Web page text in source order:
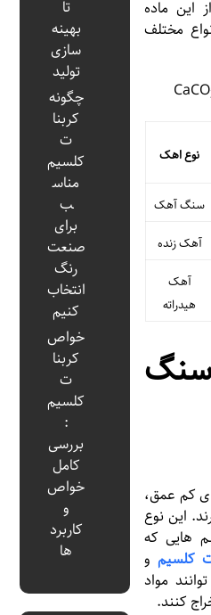
این ماده
مختلف
نوع اهک
سنگ آهک
آهک زنده
آهک
هیدراته
سنگ
کم عمق،
این نوع
هایی که
کلسیم و
مواد
کنند.
تا
بهینه‌
سازی
تولید
چگونه
کربنا
ت
کلسیم
مناس
ب
برای
صنعت
رنگ
انتخاب
کنیم
خواص
کربنا
ت
کلسیم
:
بررسی
کامل
خواص
و
کاربرد
ها